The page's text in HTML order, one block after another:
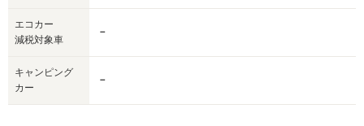
エコカー
減税対象車
－
キャンピング
カー
－